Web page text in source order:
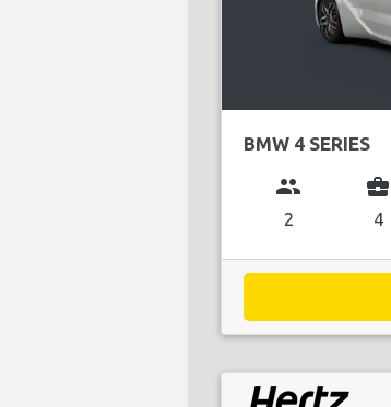
BMW 4 SERIES
group
2
business_center
4